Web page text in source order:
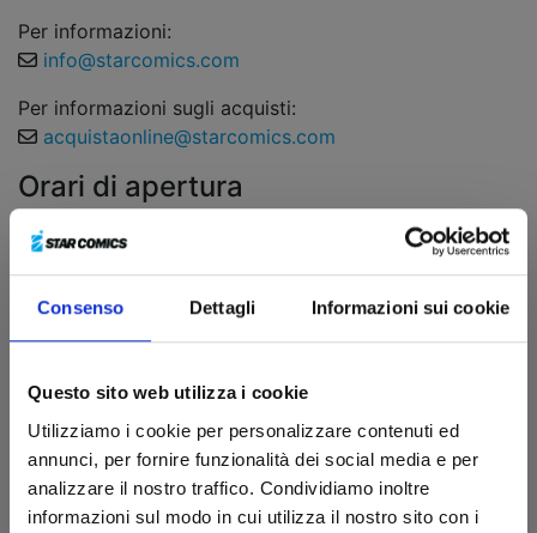
Consenso Dettagli Informazioni sui cookie
Questo sito web utilizza i cookie
Utilizziamo i cookie per personalizzare contenuti ed
annunci, per fornire funzionalità dei social media e per
analizzare il nostro traffico. Condividiamo inoltre
informazioni sul modo in cui utilizza il nostro sito con i
Per informazioni:
info@starcomics.com
Per informazioni sugli acquisti:
acquistaonline@starcomics.com
Orari di apertura
Lunedì
Martedì08:30 - 13:00 | 14:30 - 18:00
08:30 - 13:00 | 14:30 - 18:00
Venerdì
08:30 - 13:00 | 14:30 - 18:00
Sabatochiuso
Domenicachiuso